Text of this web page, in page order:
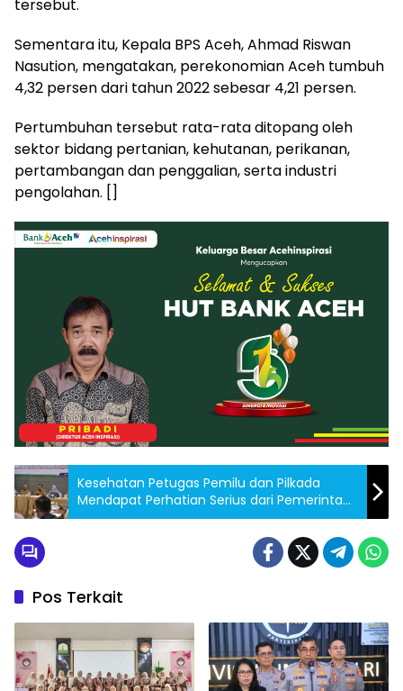
tersebut.
Sementara itu, Kepala BPS Aceh, Ahmad Riswan
Nasution, mengatakan, perekonomian Aceh tumbuh
4,32 persen dari tahun 2022 sebesar 4,21 persen.
Pertumbuhan tersebut rata-rata ditopang oleh
sektor bidang pertanian, kehutanan, perikanan,
pertambangan dan penggalian, serta industri
pengolahan. []
Kesehatan Petugas Pemilu dan Pilkada
Mendapat Perhatian Serius dari Pemerintah
Aceh
Pos Terkait